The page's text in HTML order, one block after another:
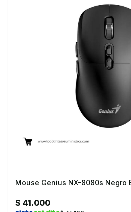
Mouse Genius NX-8080s Negro
$ 41.000